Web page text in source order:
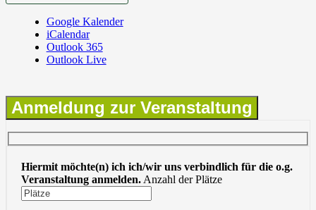
Google Kalender
iCalendar
Outlook 365
Outlook Live
Anmeldung zur Veranstaltung
Hiermit möchte(n) ich ich/wir uns verbindlich für die o.g.
Veranstaltung anmelden. Anzahl der Plätze